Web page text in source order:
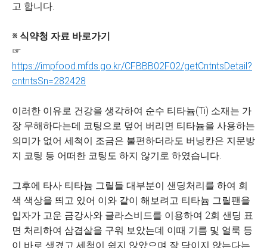
고 합니다.
※ 식약청 자료 바로가기
☞
https://impfood.mfds.go.kr/CFBBB02F02/getCntntsDetail?
cntntsSn=282428
이러한 이유로 건강을 생각하여 순수 티타늄(Ti) 소재는 가
장 무해하다는데 코팅으로 덮어 버리면 티타늄을 사용하는
의미가 없어 세척이 조금은 불편하더라도 버닝칸은 지문방
지 코팅 등 어떠한 코팅도 하지 않기로 하였습니다.
그후에 타사 티타늄 그릴들 대부분이 샌딩처리를 하여 회
색 색상을 띄고 있어 이와 같이 해보려고 티타늄 그릴팬을
입자가 고운 금강사와 글라스비드를 이용하여 2회 샌딩 표
면 처리하여 삼겹살을 구워 보았는데 이때 기름 및 얼룩 등
이 바로 생겼고 세척이 쉽지 않았으며 잘 닦이지 않는다는